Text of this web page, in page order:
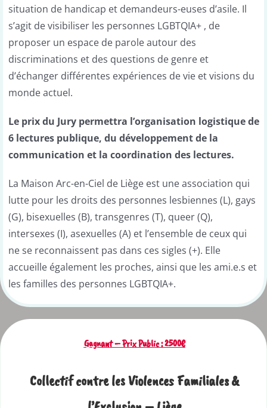
situation de handicap et demandeurs-euses d’asile. Il
s’agit de visibiliser les personnes LGBTQIA+ , de
proposer un espace de parole autour des
discriminations et des questions de genre et
d’échanger différentes expériences de vie et visions du
monde actuel.
Le prix du Jury permettra l’organisation logistique de
6 lectures publique, du développement de la
communication et la coordination des lectures.
La Maison Arc-en-Ciel de Liège est une association qui
lutte pour les droits des personnes lesbiennes (L), gays
(G), bisexuelles (B), transgenres (T), queer (Q),
intersexes (I), asexuelles (A) et l’ensemble de ceux qui
ne se reconnaissent pas dans ces sigles (+). Elle
accueille également les proches, ainsi que les ami.e.s et
les familles des personnes LGBTQIA+.
Gagnant – Prix Public : 2500€
Collectif contre les Violences Familiales &